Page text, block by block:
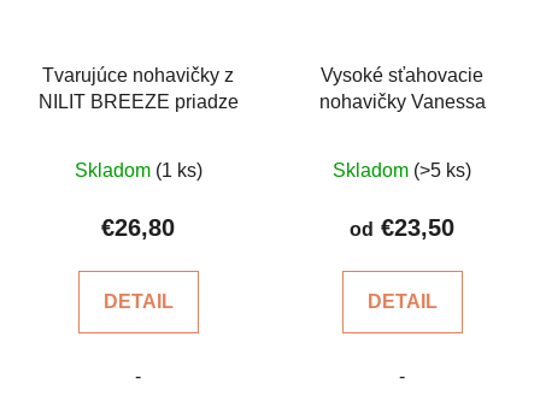
Tvarujúce nohavičky z
NILIT BREEZE priadze
hodnotenie
produktu
z
hviezdičiek.
Skladom (1 ks)
€26,80
DETAIL
-
Vysoké sťahovacie
nohavičky Vanessa
hodnotenie
produktu
z
hviezdičiek.
Skladom (>5 ks)
od €23,50
DETAIL
-